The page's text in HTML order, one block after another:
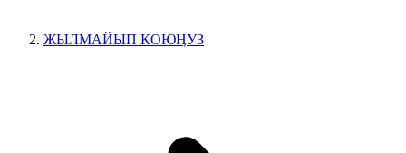
ЖЫЛМАЙЫП КОЮӉУЗ